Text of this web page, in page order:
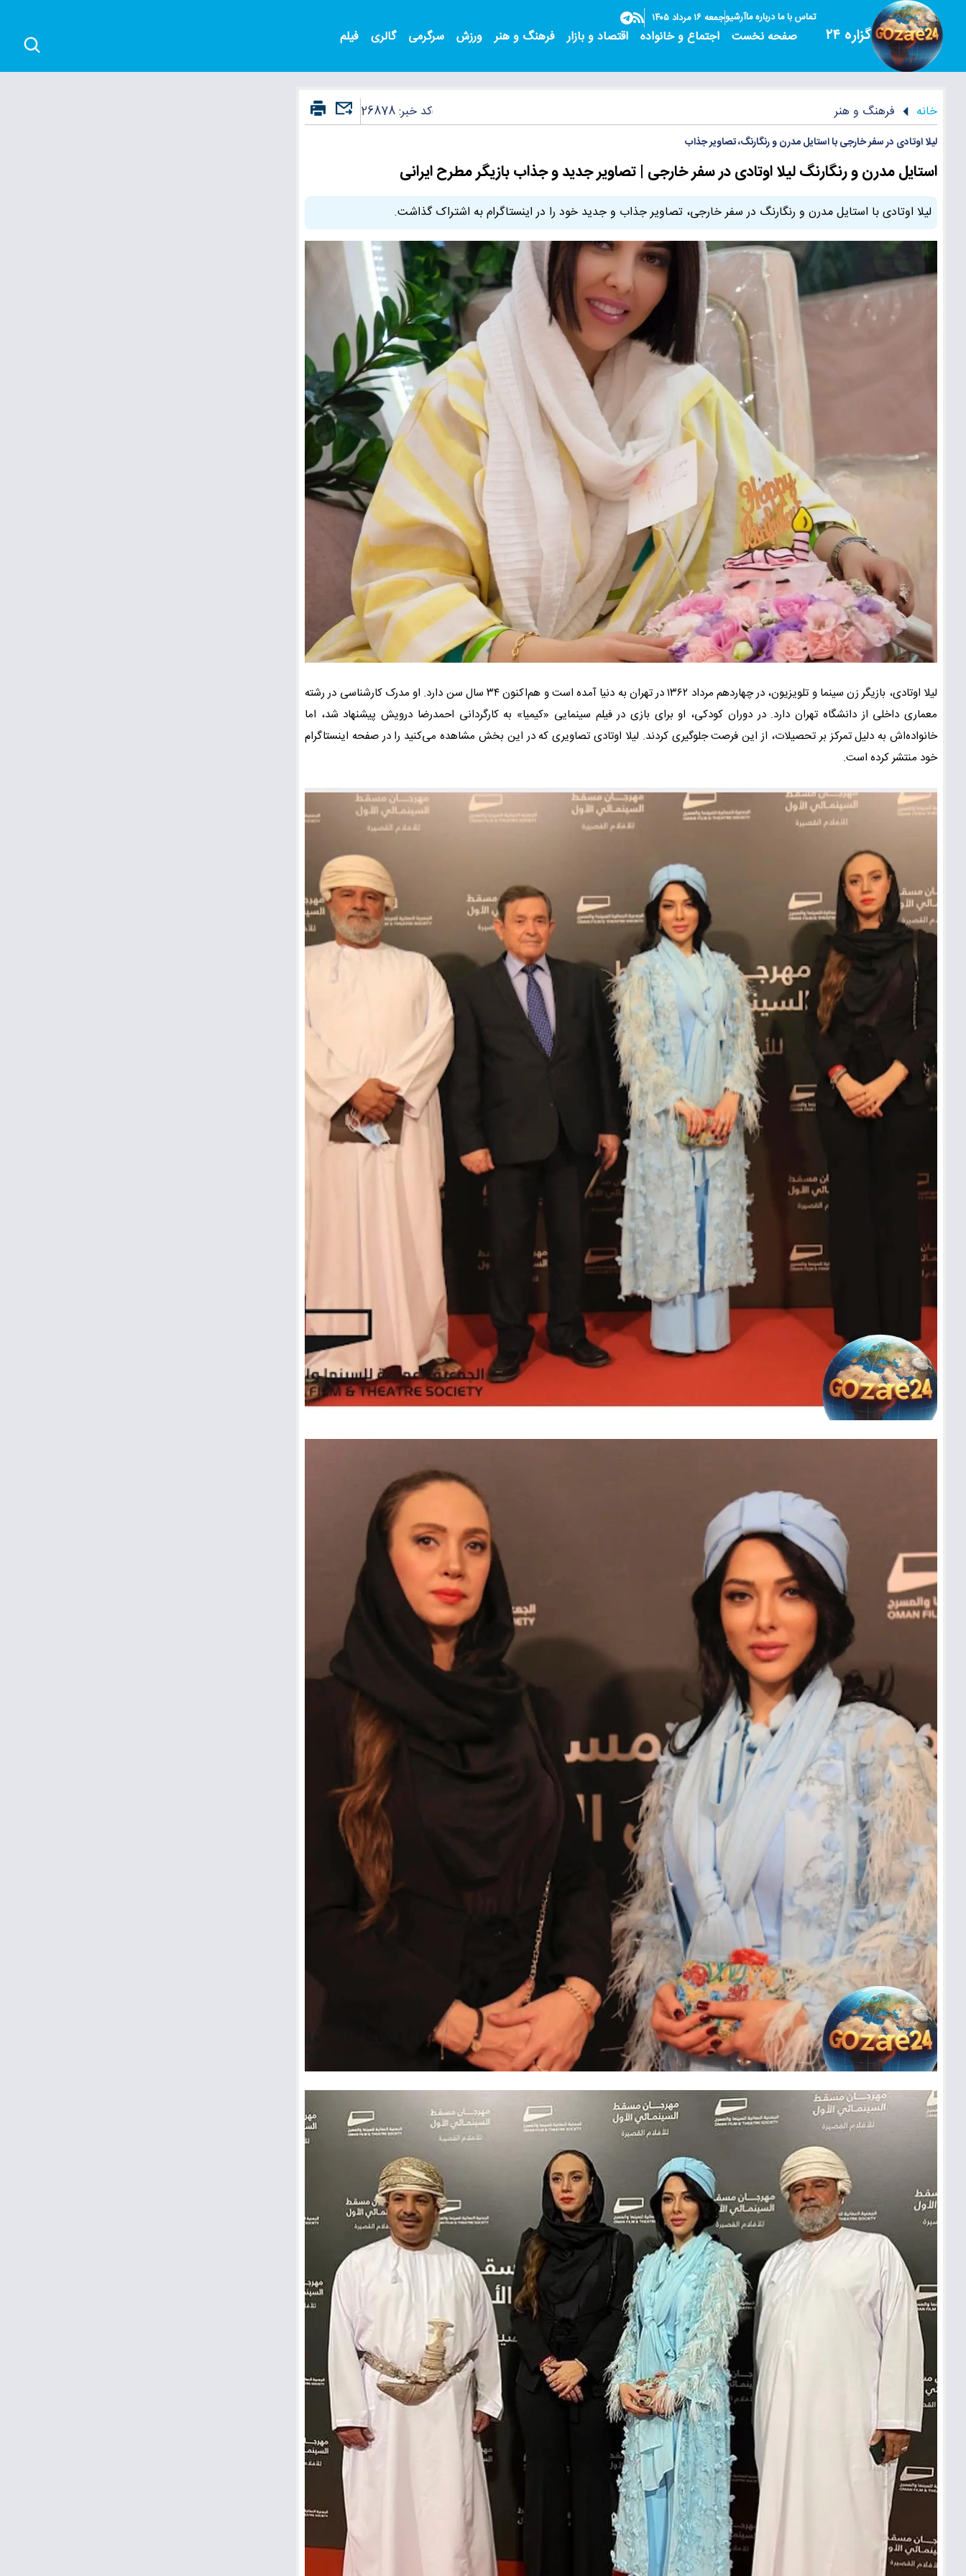
گزاره ۲۴
تماس با مادرباره ماآرشیوجمعه ۱۶ مرداد ۱۴۰۵
صفحه نخست اجتماع و خانواده اقتصاد و بازار فرهنگ و هنر ورزش سرگرمی گالری فیلم
خانه فرهنگ و هنر کد خبر:26878
لیلا اوتادی در سفر خارجی با استایل مدرن و رنگارنگ، تصاویر جذاب
استایل مدرن و رنگارنگ لیلا اوتادی در سفر خارجی | تصاویر جدید و جذاب بازیگر مطرح ایرانی
لیلا اوتادی با استایل مدرن و رنگارنگ در سفر خارجی، تصاویر جذاب و جدید خود را در اینستاگرام به اشتراک گذاشت.
لیلا اوتادی، بازیگر زن سینما و تلویزیون، در چهاردهم مرداد ۱۳۶۲ در تهران به دنیا آمده است و هم‌اکنون ۳۴ سال سن دارد. او مدرک کارشناسی در رشته
معماری داخلی از دانشگاه تهران دارد. در دوران کودکی، او برای بازی در فیلم سینمایی «کیمیا» به کارگردانی احمدرضا درویش پیشنهاد شد، اما
خانواده‌اش به دلیل تمرکز بر تحصیلات، از این فرصت جلوگیری کردند. لیلا اوتادی تصاویری که در این بخش مشاهده می‌کنید را در صفحه اینستاگرام
خود منتشر کرده است.